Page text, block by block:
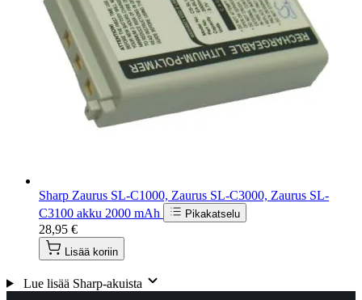
Sharp Zaurus SL-C1000, Zaurus SL-C3000, Zaurus SL-
C3100 akku 2000 mAh
Pikakatselu
28,95 €
Lisää koriin
Lue lisää Sharp-akuista